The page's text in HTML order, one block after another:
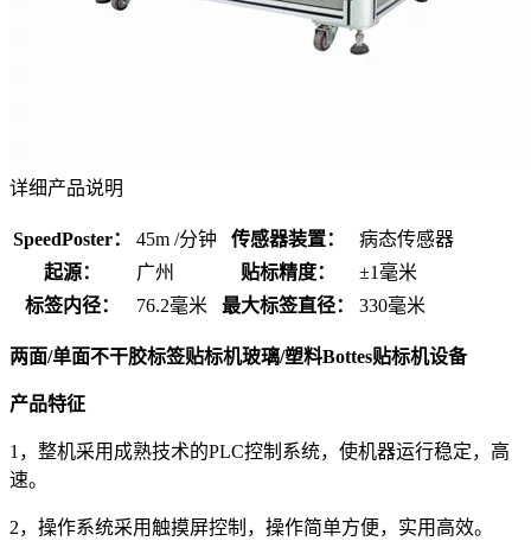
详细产品说明
SpeedPoster： 45m /分钟 传感器装置：
病态传感器
起源：
广州 贴标精度：
±1毫米
标签内径：
76.2毫米 最大标签直径： 330毫米
两面/单面不干胶标签贴标机玻璃/塑料Bottes贴标机设备
产品特征
1，整机采用成熟技术的PLC控制系统，使机器运行稳定，高
速。
2，操作系统采用触摸屏控制，操作简单方便，实用高效。